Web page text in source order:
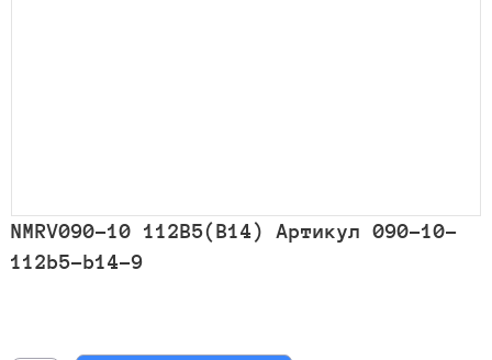
NMRV090-10 112B5(B14) Артикул 090-10-
112b5-b14-9